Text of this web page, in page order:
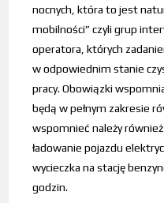
nocnych, która to jest
mobilności” czyli grup
operatora, których
w odpowiednim stanie
pracy. Obowiązki
będą w pełnym zakresie
wspomnieć należy
ładowanie pojazdu
wycieczka na stację
godzin.